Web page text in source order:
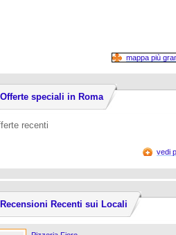
mappa più
Offerte speciali in Roma
recenti
vedi
Recensioni Recenti sui Locali